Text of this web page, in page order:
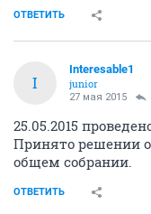
ОТВЕТИТЬ
I
Interesable1
junior
27 мая 2015
25.05.2015
Принято решении
общем собрании.
ОТВЕТИТЬ